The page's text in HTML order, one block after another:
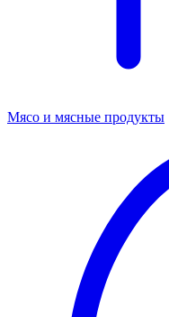
Мясо и мясные продукты